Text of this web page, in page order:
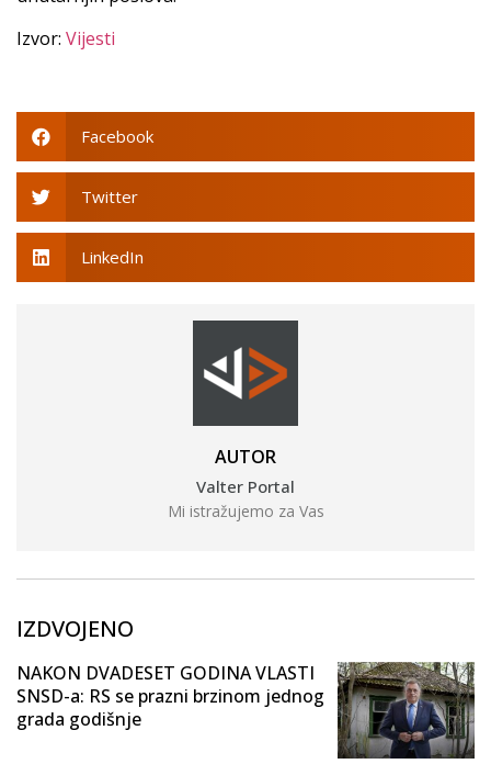
Izvor: Vijesti
Facebook
Twitter
LinkedIn
AUTOR
Valter Portal
Mi istražujemo za Vas
IZDVOJENO
NAKON DVADESET GODINA VLASTI
SNSD-a: RS se prazni brzinom jednog
grada godišnje